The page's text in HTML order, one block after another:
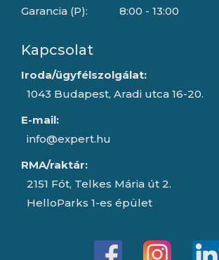
Garancia (P):
8:00 - 13:00
Kapcsolat
Iroda/ügyfélszolgálat:
1043 Budapest, Aradi utca 16-20.
E-mail:
info@expert.hu
RMA/raktár:
2151 Fót, Telkes Mária út 2.
HelloParks 1-es épület